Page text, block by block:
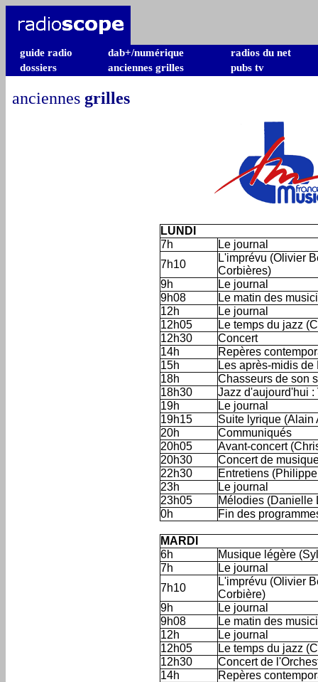
guide radio dab+/numérique
radios du net
dossiers
anciennes grilles pubs tv
anciennes grilles
LUNDI
7h
Le journal
7h10
L'imprévu (Olivier
Corbières)
9h
Le journal
9h08
Le matin des
12h
Le journal
12h05
Le temps du jazz
12h30
Concert
14h
Repères
15h
Les après-midis
18h
Chasseurs de son
18h30
Jazz d'aujourd'hui
19h
Le journal
19h15
Suite lyrique (Alain
20h
Communiqués
20h05
Avant-concert
20h30
Concert de
22h30
Entretiens
23h
Le journal
23h05
Mélodies (Danielle
0h
Fin des
MARDI
6h
Musique légère
7h
Le journal
7h10
L'imprévu (Olivier
Corbière)
9h
Le journal
9h08
Le matin des
12h
Le journal
12h05
Le temps du jazz
12h30
Concert de
14h
Repères